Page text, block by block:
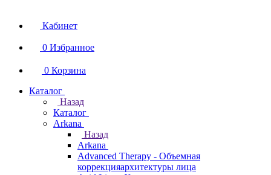
Кабинет
0 Избранное
0 Корзина
Каталог
Назад
Каталог
Arkana
Назад
Arkana
Advanced Therapy - Объемная
коррекцияархитектуры лица